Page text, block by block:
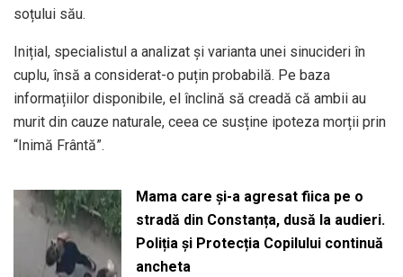
soțului său.
Inițial, specialistul a analizat și varianta unei sinucideri în
cuplu, însă a considerat-o puțin probabilă. Pe baza
informațiilor disponibile, el înclină să creadă că ambii au
murit din cauze naturale, ceea ce susține ipoteza morții prin
“Inimă Frântă”.
Mama care și-a agresat fiica pe o
stradă din Constanța, dusă la audieri.
Poliția și Protecția Copilului continuă
ancheta